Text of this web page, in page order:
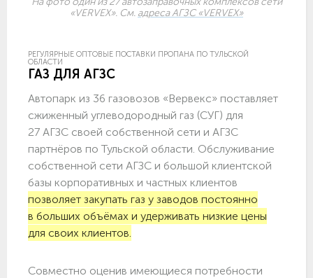
«VERVEX». См. адреса АГЗС «VERVEX»
РЕГУЛЯРНЫЕ ОПТОВЫЕ ПОСТАВКИ ПРОПАНА ПО ТУЛЬСКОЙ
ОБЛАСТИ
ГАЗ ДЛЯ АГЗС
Автопарк из 36 газовозов «Вервекс» поставляет
сжиженный углеводородный газ (СУГ) для
27 АГЗС своей собственной сети и АГЗС
партнёров по Тульской области. Обслуживание
собственной сети АГЗС и большой клиентской
базы корпоративных и частных клиентов
позволяет закупать газ у заводов постоянно
в больших объёмах и удерживать низкие цены
для своих клиентов.
Совместно оценив имеющиеся потребности